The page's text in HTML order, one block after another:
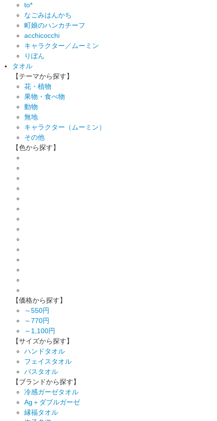
to*
なごみはんかち
町娘のハンカチーフ
acchicocchi
キャラクター／ムーミン
りぼん
タオル
【テーマから探す】
花・植物
果物・食べ物
動物
無地
キャラクター（ムーミン）
その他
【色から探す】
【価格から探す】
～550円
～770円
～1,100円
【サイズから探す】
ハンドタオル
フェイスタオル
バスタオル
【ブランドから探す】
冷感ガーゼタオル
Ag＋ダブルガーゼ
縁福タオル